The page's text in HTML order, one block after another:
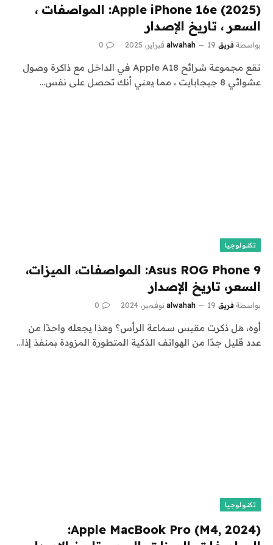
Apple iPhone 16e (2025): المواصفات ،
السعر ، تاريخ الإصدار
بواسطة فريق alwahah 19 فبراير، 2025 0
تقع مجموعة شرائح Apple A18 في الداخل مع ذاكرة وصول
عشوائي 8 جيجابايت ، مما يعني أنك تحصل على نفس…
تكنولوجيا
Asus ROG Phone 9: المواصفات، الميزات،
السعر، تاريخ الإصدار
بواسطة فريق alwahah 19 نوفمبر، 2024 0
أوه، هل ذكرت مقبس سماعة الرأس؟ وهذا يجعله واحدًا من
عدد قليل جدًا من الهواتف الذكية المتطورة المزودة بمنفذ إذا…
تكنولوجيا
Apple MacBook Pro (M4, 2024):